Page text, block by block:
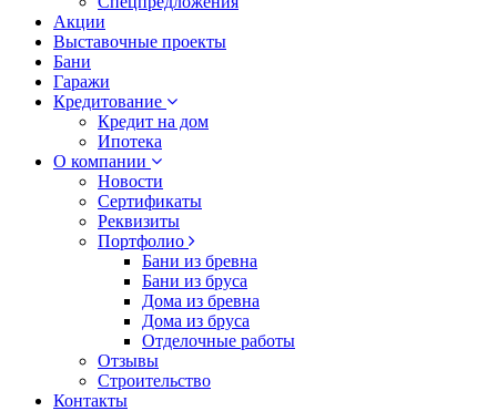
Акции
Выставочные проекты
Бани
Гаражи
Кредитование
Кредит на дом
Ипотека
О компании
Новости
Сертификаты
Реквизиты
Портфолио
Бани из бревна
Бани из бруса
Дома из бревна
Дома из бруса
Отделочные работы
Отзывы
Строительство
Контакты